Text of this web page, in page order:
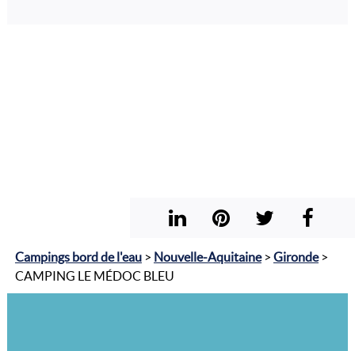
Campings bord de l'eau> Nouvelle-Aquitaine> Gironde >
CAMPING LE MÉDOC BLEU